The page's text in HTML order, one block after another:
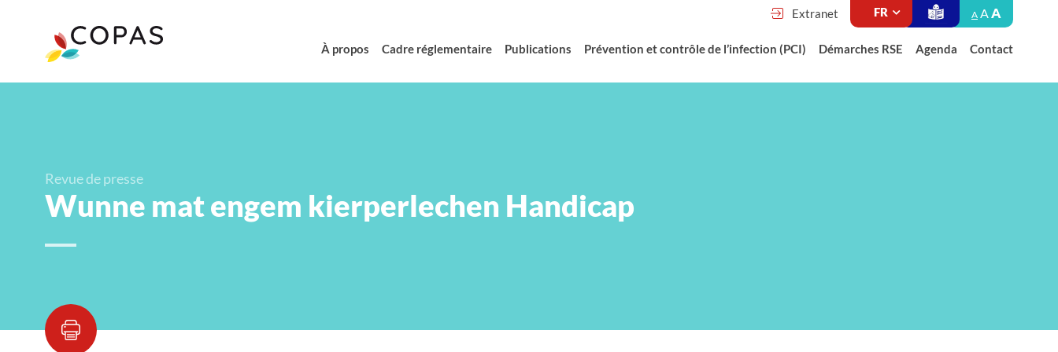
Extranet A AA
À propos Cadre réglementaire Publications Prévention et contrôle de l’infection (PCI) Démarches RSE Agenda Contact
Revue de presse
Wunne mat engem kierperlechen Handicap